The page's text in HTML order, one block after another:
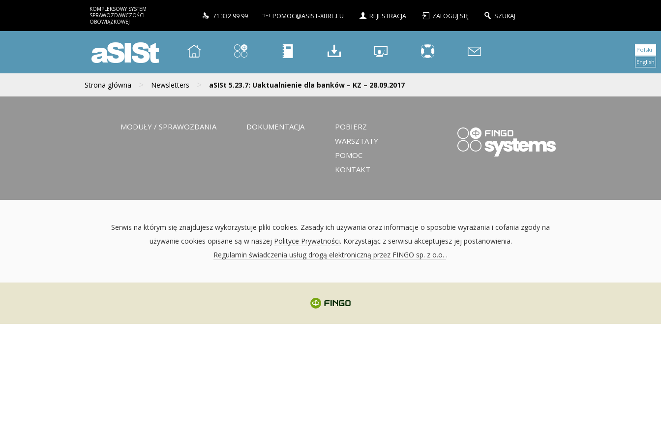
KOMPLEKSOWY SYSTEM
SPRAWOZDAWCZOŚCI
OBOWIĄZKOWEJ
71 332 99 99 POMOC@ASIST-XBRL.EU REJESTRACJA ZALOGUJ SIĘ SZUKAJ
aSISt
Strona główna > Newsletters > aSISt 5.23.7: Uaktualnienie dla banków – KZ – 28.09.2017
Polski
English
MODUŁY / SPRAWOZDANIA DOKUMENTACJA
POBIERZ
WARSZTATY
POMOC
KONTAKT
Serwis na którym się znajdujesz wykorzystuje pliki cookies. Zasady ich używania oraz informacje o sposobie wyrażania i cofania zgody na
używanie cookies opisane są w naszej Polityce Prywatności. Korzystając z serwisu akceptujesz jej postanowienia.
Regulamin świadczenia usług drogą elektroniczną przez FINGO sp. z o.o. .